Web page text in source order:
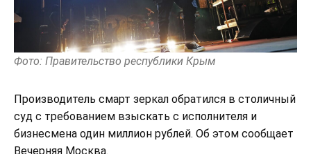
Фото: Правительство республики Крым
Производитель смарт зеркал обратился в столичный
суд с требованием взыскать с исполнителя и
бизнесмена один миллион рублей. Об этом сообщает
Вечерняя Москва.